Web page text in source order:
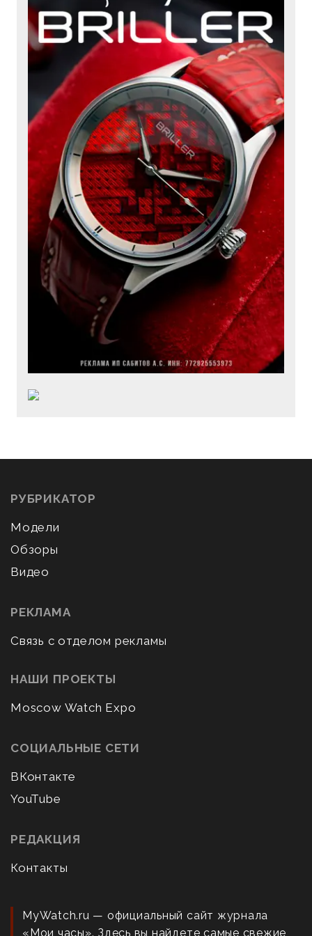
РУБРИКАТОР
Модели
Обзоры
Видео
РЕКЛАМА
Связь с отделом рекламы
НАШИ ПРОЕКТЫ
Moscow Watch Expo
СОЦИАЛЬНЫЕ СЕТИ
ВКонтакте
YouTube
РЕДАКЦИЯ
Контакты
MyWatch.ru — официальный сайт журнала
«Мои часы». Здесь вы найдете самые свежие